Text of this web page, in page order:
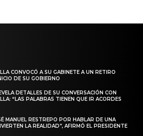
CONVOCÓ A SU GABINETE A UN RETIRO
DE SU GOBIERNO
DETALLES DE SU CONVERSACIÓN CON
“LAS PALABRAS TIENEN QUE IR ACORDES
MANUEL RESTREPO POR HABLAR DE UNA
LA REALIDAD”, AFIRMÓ EL PRESIDENTE